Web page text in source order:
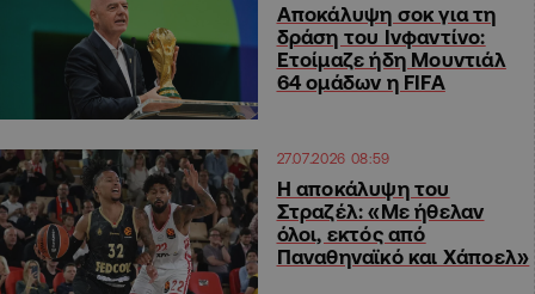
Αποκάλυψη σοκ για τη
δράση του Ινφαντίνο:
Ετοίμαζε ήδη Μουντιάλ
64 ομάδων η FIFA
27.07.2026 08:59
Η αποκάλυψη του
Στραζέλ: «Με ήθελαν
όλοι, εκτός από
Παναθηναϊκό και Χάποελ»